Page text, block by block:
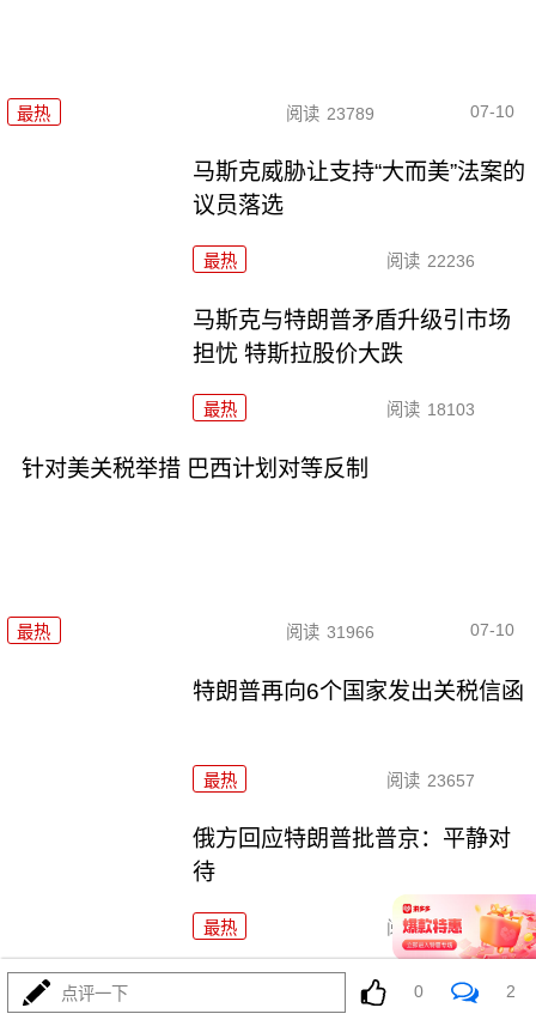
最热 阅读 23789 07-10
马斯克威胁让支持“大而美”法案的
议员落选
最热 阅读 22236
马斯克与特朗普矛盾升级引市场
担忧 特斯拉股价大跌
最热 阅读 18103
针对美关税举措 巴西计划对等反制
最热 阅读 31966 07-10
特朗普再向6个国家发出关税信函
最热 阅读 23657
俄方回应特朗普批普京：平静对
待
最热 阅读 25586
特朗普宣布下月开征50%铜关税 美制造商忧成本飙
升
点评一下 0 2